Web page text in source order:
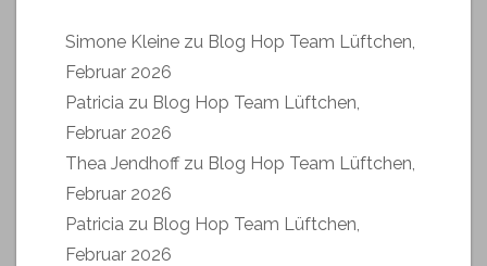
Simone Kleine zu Blog Hop Team Lüftchen,
Februar 2026
Patricia zu Blog Hop Team Lüftchen,
Februar 2026
Thea Jendhoffzu Blog Hop Team Lüftchen,
Februar 2026
Patricia zu Blog Hop Team Lüftchen,
Februar 2026